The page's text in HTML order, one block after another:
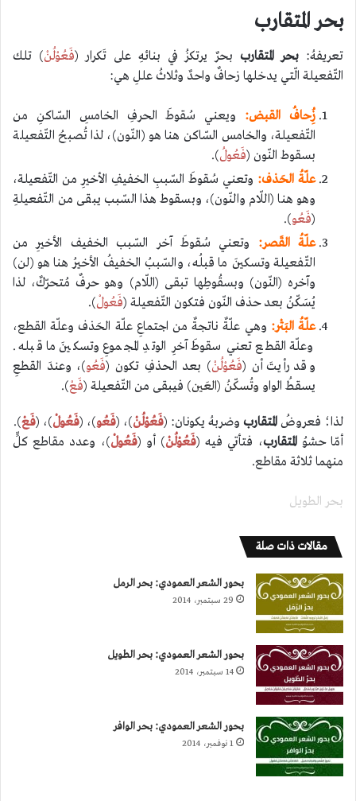
بحر المتقارب
تعريفهُ: بحر المتقارب بحرٌ يرتكزُ في بنائهِ على تَكرار (فَعُوْلُنْ) تلك
التّفعيلة الّتي يدخلها زحافٌ واحدٌ وثلاثُ عللِ هي:
زُِحافُ القبض: ويعني سُقوطَ الحرفِ الخامسِ السّاكنِ من
التّفعيلة، والخامس السّاكن هنا هو (النّون)، لذا تُصبحُ التّفعيلة
بسقوط النّون (فَعُولُ).
علّةُ الحَذف: وتعني سُقوطَ السّببِ الخفيفِ الأخيرِ من التّفعيلة،
وهو هنا (اللّام والنّون)، وبسقوط هذا السّبب يبقى من التّفعيلةِ
(فَعُو).
علّةُ القَصر:
وتعني سُقوطَ آخر السّبب الخفيف الأخيرِ من
التّفعيلة وتسكينَ ما قبلُه، والسّببُ الخفيفُ الأخيرُ هنا هو (لن)
وآخره (النّون) وبسقُوطِها تبقى (اللّام) وهو حرفٌ مُتحرّكٌ، لذا
يُسَكّنُ بعد حذف النّون فتكون التّفعيلة (فَعُولْ).
علّةُ البَتْر: وهي علّةٌ ناتجةٌ من اجتماعِ علّة الحَذف وعلّة القطع،
وعلّة القطع تعني سقوطَ آخرِ الوتدِ المجموعِ وتسكينَ ما قبله.
وقد رأيتَ أن (فَعُوْلُنْ) بعد الحذفِ تكون (فَعُو)، وعندَ القطعِ
يسقطُ الواو وتُسكّنُ (العَين) فيبقى من التّفعيلة (فَعْ).
لذا؛ فعروضُ المتقارب وضربهُ يكونان: (فَعُوْلُنْ)، (فَعُو)، (فَعُولْ)، (فَعْ).
أمّا حشوُالمتقارب، فتأتي فيه (فَعُوْلُنْ) أو (فَعُولْ)، وعدد مقاطع كلٍّ
منهما ثلاثة مقاطع.
بحر الطويل
مقالات ذات صلة
بحور الشعر العمودي: بحر الرمل
29 سبتمبر، 2014
بحور الشعر العمودي: بحر الطويل
14 سبتمبر، 2014
بحور الشعر العمودي: بحر الوافر
1 نوفمبر، 2014